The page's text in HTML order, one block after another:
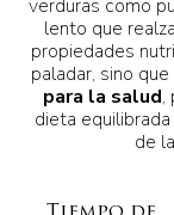
verduras como
lento que
propiedades
paladar, sino
para la salud,
dieta
de